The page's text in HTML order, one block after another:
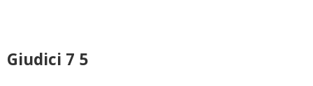
Giudici 7 5